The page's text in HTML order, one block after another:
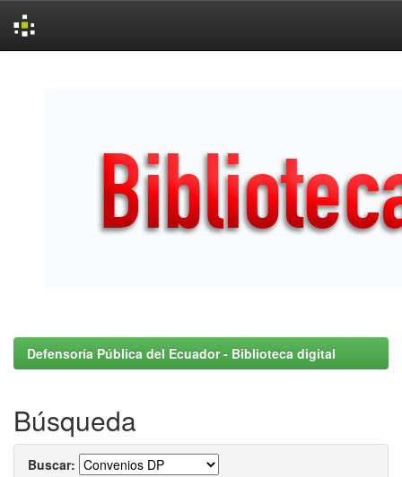
Defensoría Pública del Ecuador - Biblioteca digital
Búsqueda
Buscar: